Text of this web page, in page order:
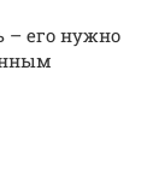
– его нужно